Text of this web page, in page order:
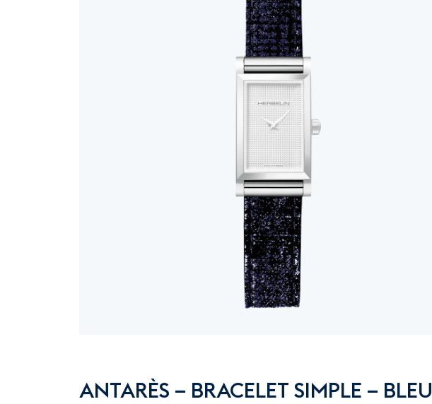
ANTARÈS – BRACELET SIMPLE – BLEU